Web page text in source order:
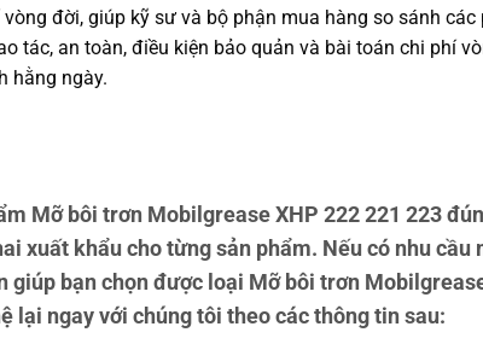
đời, giúp kỹ sư và bộ phận mua hàng so sánh
tác, an toàn, điều kiện bảo quản và bài toán chi phí
hằng ngày.
Mỡ bôi trơn Mobilgrease XHP 222 221 223
xuất khẩu cho từng sản phẩm. Nếu có nhu
bạn chọn được loại Mỡ bôi trơn
lại ngay với chúng tôi theo các thông tin sau: